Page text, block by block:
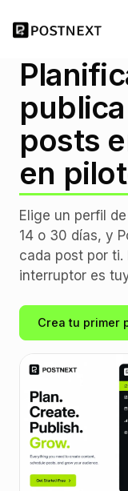
POST PLANNER
posts
en
Elige un perfil
14 o 30 días, y
cada post por
interruptor es
Crea tu primer